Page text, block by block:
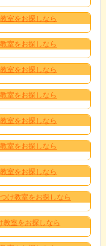
室をお探しなら
室をお探しなら
室をお探しなら
室をお探しなら
室をお探しなら
室をお探しなら
室をお探しなら
け教室をお探しなら
教室をお探しなら